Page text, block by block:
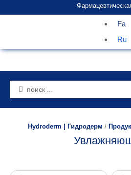
Фармацевтическая
Fa
Ru
Hydroderm | Гидродерм /